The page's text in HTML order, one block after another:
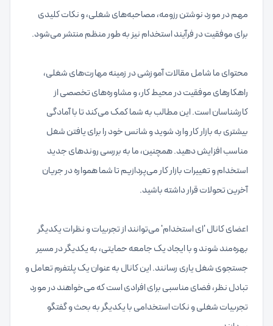
مهم در مورد نوشتن رزومه، مصاحبه‌های شغلی، و نکات کلیدی
محتوای ما شامل مقالات آموزشی در زمینه مهارت‌های شغلی،
راهکارهای موفقیت در محیط کار، و مشاوره‌های تخصصی از
کارشناسان است. این مطالب به شما کمک می‌کند تا با آمادگی
بیشتری به بازار کار وارد شوید و شانس خود را برای یافتن شغل
مناسب افزایش دهید. همچنین، ما به بررسی روندهای جدید
استخدام و تغییرات بازار کار می‌پردازیم تا شما همواره در جریان
اعضای کانال 'ای استخدام' می‌توانند از تجربیات و نظرات یکدیگر
بهره‌مند شوند و با ایجاد یک جامعه حمایتی، به یکدیگر در مسیر
جستجوی شغل یاری رسانند. این کانال به عنوان یک پلتفرم تعامل و
تبادل نظر، فضای مناسبی برای افرادی است که می‌خواهند در مورد
تجربیات شغلی و نکات استخدامی با یکدیگر به بحث و گفتگو